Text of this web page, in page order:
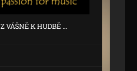
Z VÁŠNĚ K HUDBĚ ...